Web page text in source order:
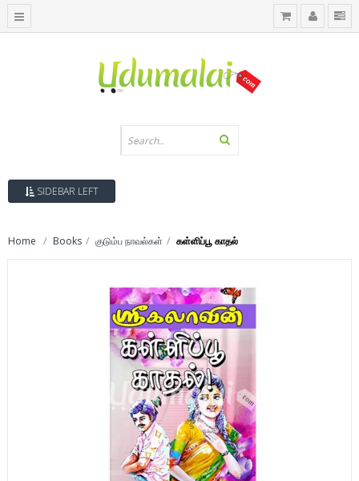
SIDEBAR LEFT
Home Books குடும்ப நாவல்கள் கள்ளிப்பூ காதல்